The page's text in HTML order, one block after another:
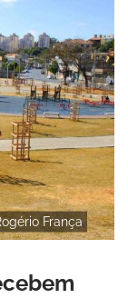
França